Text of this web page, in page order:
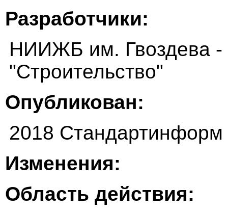
Разработчики:
НИИЖБ им. Гвоздева
"Строительство"
Опубликован:
2018 Стандартинформ
Изменения:
Область действия: